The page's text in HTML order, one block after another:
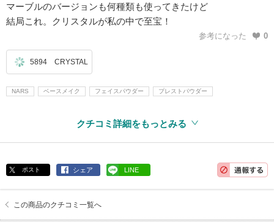
マーブルのバージョンも何種類も使ってきたけど
結局これ。クリスタルが私の中で至宝！
参考になった 0
5894 CRYSTAL
NARS ベースメイク フェイスパウダー プレストパウダー
クチコミ詳細をもっとみる
ポスト シェア LINE
この商品のクチコミ一覧へ